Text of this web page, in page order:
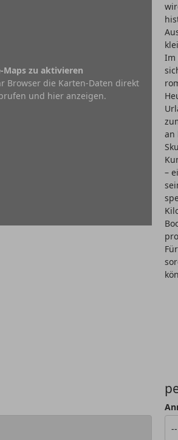
Maps zu aktivieren
Browser die Karten-Daten direkt
und hier anzeigen.
Im
an
–